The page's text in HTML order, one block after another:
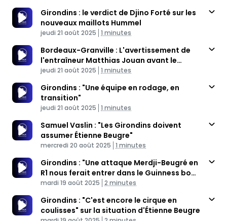
Girondins : le verdict de Djino Forté sur les
nouveaux maillots Hummel
Published At
jeudi 21 août 2025 Time
1 minutes
Bordeaux-Granville : L'avertissement de
l'entraîneur Matthias Jouan avant le
match en N2
Published At
jeudi 21 août 2025 Time
1 minutes
Girondins : "Une équipe en rodage, en
transition"
Published At
jeudi 21 août 2025 Time
1 minutes
Samuel Vaslin : "Les Girondins doivent
assumer Étienne Beugre"
Published At
mercredi 20 août 2025 Time
1 minutes
Girondins : "Une attaque Merdji-Beugré en
R1 nous ferait entrer dans le Guinness book
des records"
Published At
mardi 19 août 2025 Time
2 minutes
Girondins : "C'est encore le cirque en
coulisses" sur la situation d'Étienne Beugre